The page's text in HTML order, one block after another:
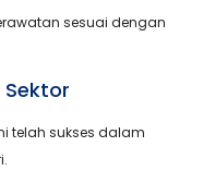
sesuai dengan
Sektor
telah sukses dalam